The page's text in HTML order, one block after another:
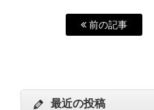
前の記事
最近の投稿